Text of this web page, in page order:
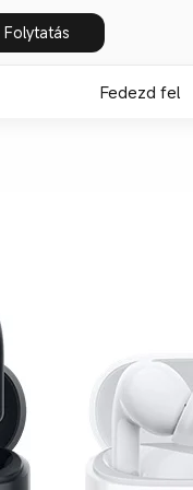
Folytatás
Fedezd fel